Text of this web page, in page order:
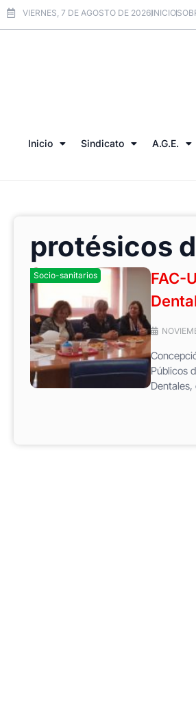
VIERNES, 7 DE AGOSTO DE 2026INICIO
Inicio Sindicato A.G.E.
protésicos
Socio-sanitarios
FAC-
Públicos
Dentales,